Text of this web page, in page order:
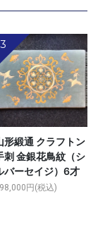
3
形緞通 クラフトン
刺 金銀花鳥紋（シ
バーセイジ）6才
円(税込)